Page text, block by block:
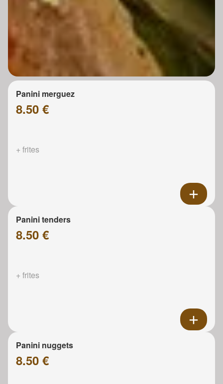
Panini merguez
8.50 €
+ frites
Panini tenders
8.50 €
+ frites
Panini nuggets
8.50 €